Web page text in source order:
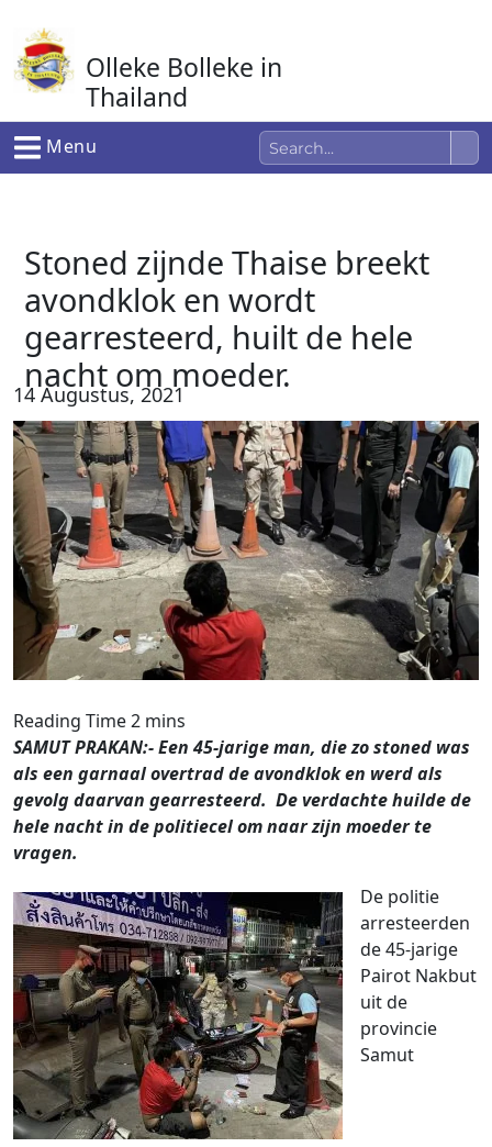
naar
de
inhoud
Olleke Bolleke in
Thailand
In Thailand
Menu
Stoned zijnde Thaise breekt
avondklok en wordt
gearresteerd, huilt de hele
nacht om moeder.
14 Augustus, 2021
SAMUT PRAKAN:- Een 45-jarige man, die zo stoned was
als een garnaal overtrad de avondklok en werd als
gevolg daarvan gearresteerd. De verdachte huilde de
hele nacht in de politiecel om naar zijn moeder te
vragen.
De politie
arresteerden
de 45-jarige
Pairot Nakbut
uit de
provincie
Samut